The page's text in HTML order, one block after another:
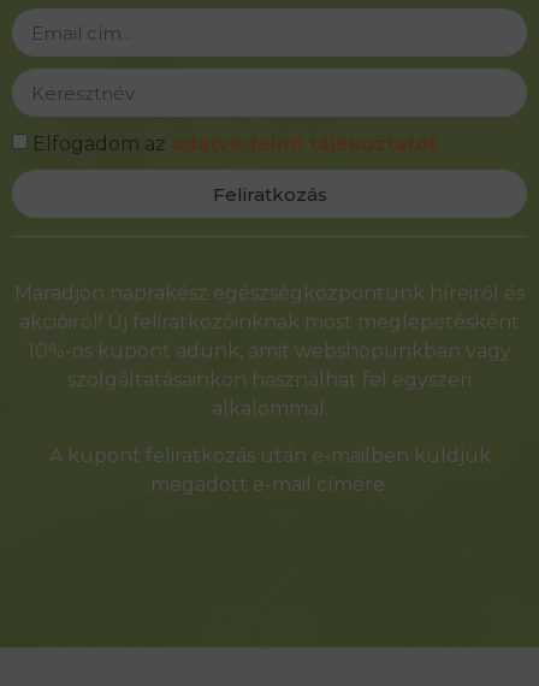
Elfogadom az adatvédelmi tájékoztatót
Feliratkozás
Alternative:
Maradjon naprakész egészségközpontunk híreiről és
akcióiról! Új feliratkozóinknak most meglepetésként
10%-os kupont adunk, amit webshopunkban vagy
szolgáltatásainkon használhat fel egyszeri
alkalommal.
A kupont feliratkozás után e-mailben küldjük
megadott e-mail címére.